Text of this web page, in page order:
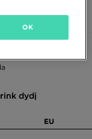
dydį
EU
OK